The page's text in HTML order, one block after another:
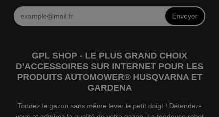
Envoyer
GPL SHOP - LE PLUS GRAND CHOIX
D’ACCESSOIRES SUR INTERNET POUR LES
PRODUITS AUTOMOWER® HUSQVARNA ET
GARDENA
Tondez le gazon sans même lever le petit doigt ! Détendez-